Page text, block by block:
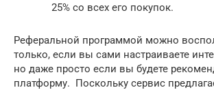
25% со всех его покупок.
Реферальной программой можно
только, если вы сами настраиваете
но даже просто если вы будете
платформу. Поскольку сервис